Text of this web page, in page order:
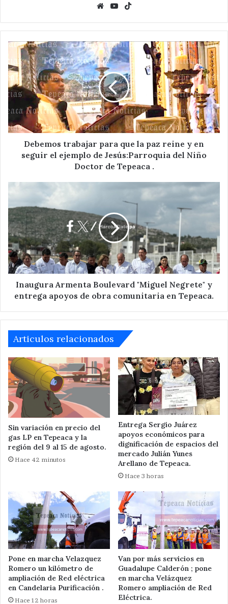
WebsiteYouTube
Debemos
trabajar
para
que
la
paz
reine
y
en
seguir
Jesús:Parroquia
del
Niño
Doctor
de
Tepeaca
.
Debemos trabajar para que la paz reine y en
seguir el ejemplo de Jesús:Parroquia del Niño
Doctor de Tepeaca .
Inaugura
Armenta
Boulevard
"Miguel
Negrete"
y
entrega
apoyos
de
obra
comunitaria
Inaugura Armenta Boulevard "Miguel Negrete" y
entrega apoyos de obra comunitaria en Tepeaca.
Articulos relacionados
Sin variación en precio del
gas LP en Tepeaca y la
región del 9 al 15 de agosto.
Hace 42 minutos
Entrega Sergio Juárez
apoyos económicos para
dignificación de espacios del
mercado Julián Yunes
Arellano de Tepeaca.
Hace 3 horas
Pone en marcha Velazquez
Romero un kilómetro de
ampliación de Red eléctrica
en Candelaria Purificación .
Hace 12 horas
Van por más servicios en
Guadalupe Calderón ; pone
en marcha Velázquez
Romero ampliación de Red
Eléctrica.